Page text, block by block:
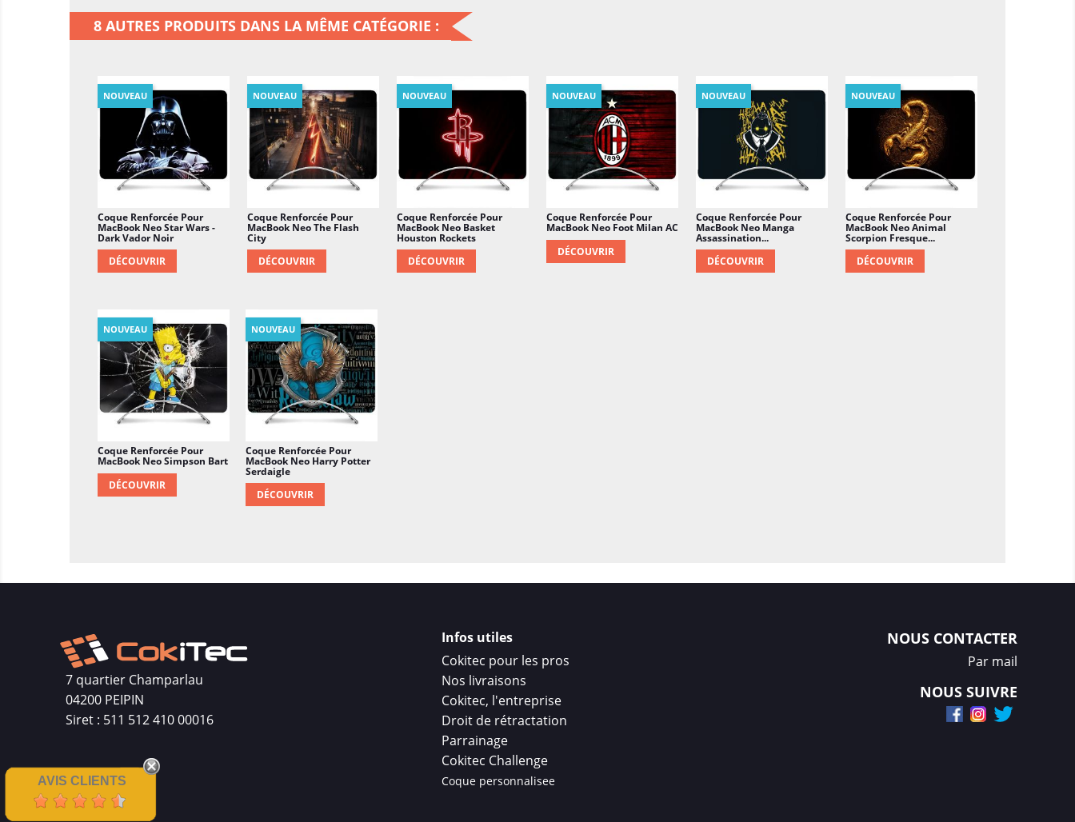
8 AUTRES PRODUITS DANS LA MÊME CATÉGORIE :
Coque Renforcée Pour
MacBook Neo Star Wars -
Dark Vador Noir
DÉCOUVRIR
NOUVEAU
Coque Renforcée Pour
MacBook Neo The Flash
City
DÉCOUVRIR
NOUVEAU
Coque Renforcée Pour
MacBook Neo Basket
Houston Rockets
DÉCOUVRIR
NOUVEAU
Coque Renforcée Pour
MacBook Neo Foot Milan AC
DÉCOUVRIR
NOUVEAU
Coque Renforcée Pour
MacBook Neo Manga
Assassination...
DÉCOUVRIR
NOUVEAU
Coque Renforcée Pour
MacBook Neo Animal
Scorpion Fresque...
DÉCOUVRIR
NOUVEAU
Coque Renforcée Pour
MacBook Neo Simpson Bart
DÉCOUVRIR
NOUVEAU
Coque Renforcée Pour
MacBook Neo Harry Potter
Serdaigle
DÉCOUVRIR
NOUVEAU
7 quartier Champarlau
04200 PEIPIN
Siret : 511 512 410 00016
Infos utiles
Cokitec pour les pros
Nos livraisons
Cokitec, l'entreprise
Droit de rétractation
Parrainage
Cokitec Challenge
Coque personnalisee
NOUS CONTACTER
Par mail
NOUS SUIVRE
AVIS CLIENTS